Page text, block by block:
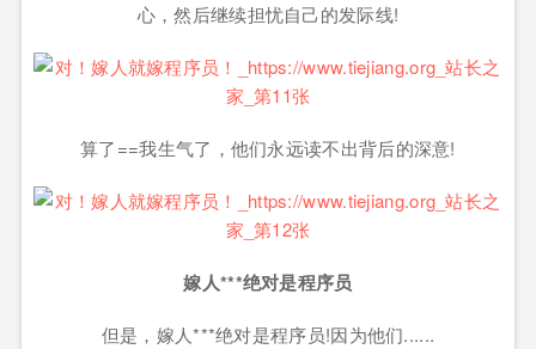
心，然后继续担忧自己的发际线!
算了==我生气了，他们永远读不出背后的深意!
嫁人***绝对是程序员
但是，嫁人***绝对是程序员!因为他们......